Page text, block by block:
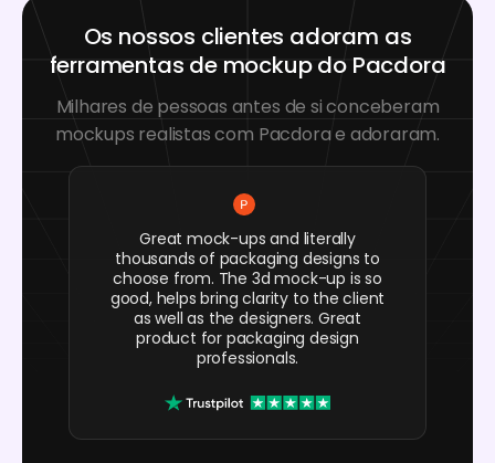
Os nossos clientes adoram as
ferramentas de mockup do Pacdora
Milhares de pessoas antes de si conceberam
mockups realistas com Pacdora e adoraram.
Great mock-ups and literally
thousands of packaging designs to
choose from. The 3d mock-up is so
good, helps bring clarity to the client
as well as the designers. Great
product for packaging design
professionals.